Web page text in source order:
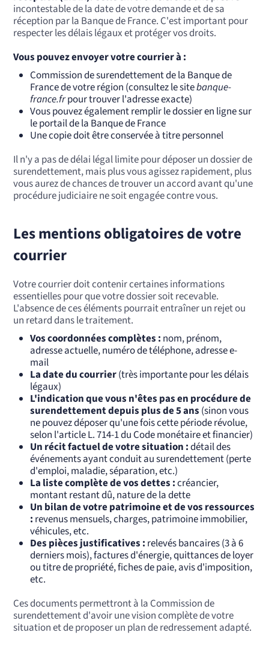
incontestable de la date de votre demande et de sa
réception par la Banque de France. C'est important pour
respecter les délais légaux et protéger vos droits.
Vous pouvez envoyer votre courrier à :
Commission de surendettement de la Banque de
France de votre région (consultez le sitebanque-
france.frpour trouver l'adresse exacte)
Vous pouvez également remplir le dossier en ligne sur
le portail de la Banque de France
Une copie doit être conservée à titre personnel
Il n'y a pas de délai légal limite pour déposer un dossier de
surendettement, mais plus vous agissez rapidement, plus
vous aurez de chances de trouver un accord avant qu'une
procédure judiciaire ne soit engagée contre vous.
Les mentions obligatoires de votre
courrier
Votre courrier doit contenir certaines informations
essentielles pour que votre dossier soit recevable.
L'absence de ces éléments pourrait entraîner un rejet ou
un retard dans le traitement.
Vos coordonnées complètes : nom, prénom,
adresse actuelle, numéro de téléphone, adresse e-
mail
La date du courrier(très importante pour les délais
légaux)
L'indication que vous n'êtes pas en procédure de
surendettement depuis plus de 5 ans (sinon vous
ne pouvez déposer qu'une fois cette période révolue,
selon l'article L. 714-1 du Code monétaire et financier)
Un récit factuel de votre situation :détail des
événements ayant conduit au surendettement (perte
d'emploi, maladie, séparation, etc.)
La liste complète de vos dettes :créancier,
montant restant dû, nature de la dette
Un bilan de votre patrimoine et de vos ressources
: revenus mensuels, charges, patrimoine immobilier,
véhicules, etc.
Des pièces justificatives : relevés bancaires (3 à 6
derniers mois), factures d'énergie, quittances de loyer
ou titre de propriété, fiches de paie, avis d'imposition,
etc.
Ces documents permettront à la Commission de
surendettement d'avoir une vision complète de votre
situation et de proposer un plan de redressement adapté.